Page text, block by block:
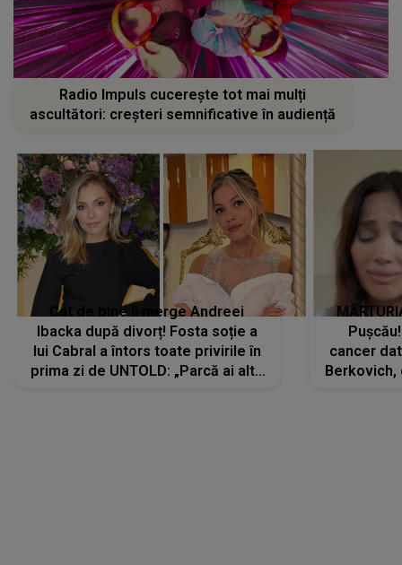
Radio Impuls cucerește tot mai mulți
ascultători: creșteri semnificative în audiență
Cât de bine îi merge Andreei
Ibacka după divorț! Fosta soție a
lui Cabral a întors toate privirile în
prima zi de UNTOLD: „Parcă ai altă
cancer